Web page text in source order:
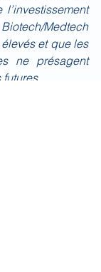
Medtech
et que les
ne présagent